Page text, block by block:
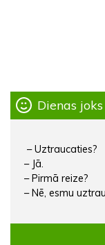
Dienas joks
– Uztraucaties?
– Jā.
– Pirmā reize?
– Nē, esmu